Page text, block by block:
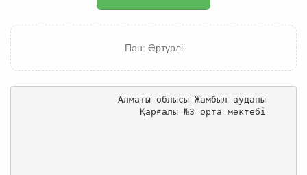
Пән: Әртүрлі